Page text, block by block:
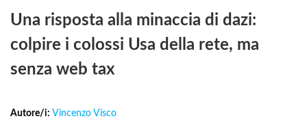
Una risposta alla minaccia di dazi:
colpire i colossi Usa della rete, ma
senza web tax
Autore/i: Vincenzo Visco